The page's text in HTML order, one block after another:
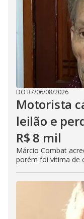
DO R7/06/08/2026
Motorista
leilão e
R$ 8 mil
Márcio Combat
porém foi vítima de